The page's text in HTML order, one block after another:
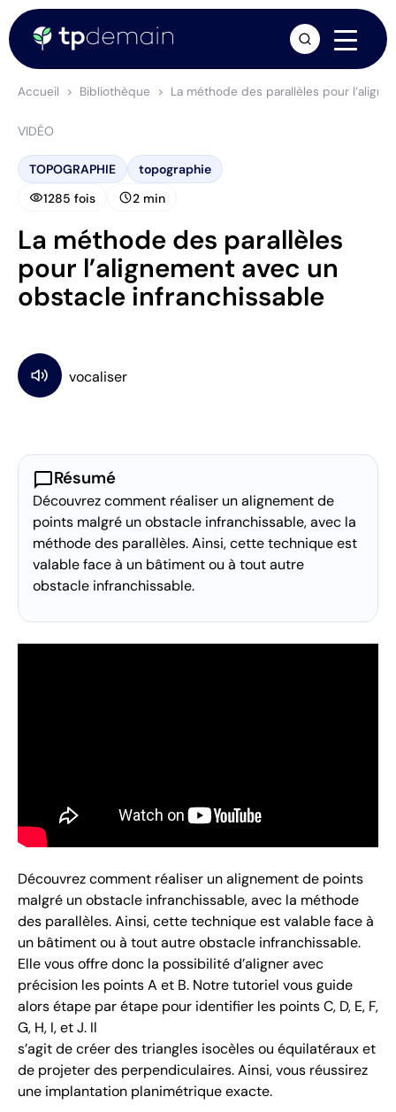
Accueil Bibliothèque La méthode des parallèles pour
VIDÉO
TOPOGRAPHIE topographie
visibility1285 fois schedule2 min
La méthode des parallèles
pour l’alignement avec un
obstacle infranchissable
chat_bubbleRésumé
Découvrez comment réaliser un alignement de
points malgré un obstacle infranchissable, avec la
méthode des parallèles. Ainsi, cette technique est
valable face à un bâtiment ou à tout autre
obstacle infranchissable.
Découvrez comment réaliser un alignement de points
malgré un obstacle infranchissable, avec la méthode
des parallèles. Ainsi, cette technique est valable face à
un bâtiment ou à tout autre obstacle infranchissable.
Elle vous offre donc la possibilité d’aligner avec
précision les points A et B. Notre tutoriel vous guide
alors étape par étape pour identifier les points C, D, E, F,
G, H, I, et J. Il
s’agit de créer des triangles isocèles ou équilatéraux et
de projeter des perpendiculaires. Ainsi, vous réussirez
une implantation planimétrique exacte.
arrow_forward